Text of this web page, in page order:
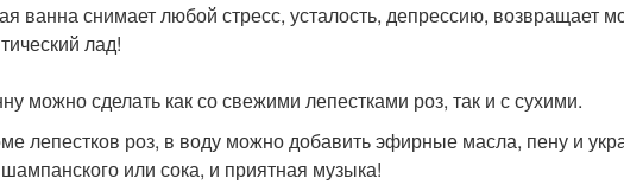
ванна снимает любой стресс, усталость, депрессию, возвращает
лад!
можно сделать как со свежими лепестками роз, так и с сухими.
лепестков роз, в воду можно добавить эфирные масла, пену и
или сока, и приятная музыка!